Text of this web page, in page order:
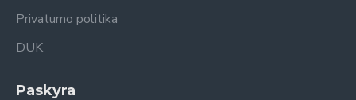
Privatumo politika
DUK
Paskyra